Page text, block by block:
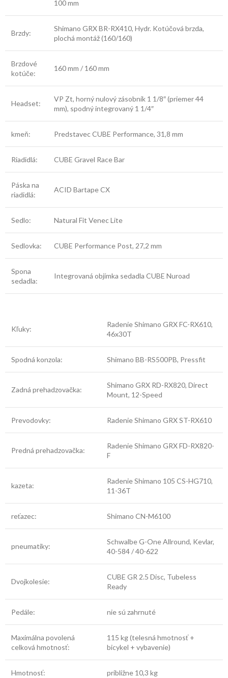
100 mm
Brzdy:
Shimano GRX BR-RX410, Hydr. Kotúčová brzda,
plochá montáž (160/160)
Brzdové
kotúče:
160 mm / 160 mm
Headset:
VP Zt, horný nulový zásobník 1 1/8″ (priemer 44
mm), spodný integrovaný 1 1/4″
kmeň: Predstavec CUBE Performance, 31,8 mm
Riadidlá: CUBE Gravel Race Bar
Páska na
riadidlá:
ACID Bartape CX
Sedlo: Natural Fit Venec Lite
Sedlovka: CUBE Performance Post, 27,2 mm
Spona
sedadla:
Integrovaná objímka sedadla CUBE Nuroad
Kľuky:
Radenie Shimano GRX FC-RX610,
46x30T
Spodná konzola: Shimano BB-RS500PB, Pressfit
Zadná prehadzovačka:
Shimano GRX RD-RX820, Direct
Mount, 12-Speed
Prevodovky: Radenie Shimano GRX ST-RX610
Predná prehadzovačka:
Radenie Shimano GRX FD-RX820-
F
kazeta:
Radenie Shimano 105 CS-HG710,
11-36T
reťazec: Shimano CN-M6100
pneumatiky:
Schwalbe G-One Allround, Kevlar,
40-584 / 40-622
Dvojkolesie:
CUBE GR 2.5 Disc, Tubeless
Ready
Pedále: nie sú zahrnuté
Maximálna povolená
celková hmotnosť:
115 kg (telesná hmotnosť +
bicykel + vybavenie)
Hmotnosť: približne 10,3 kg